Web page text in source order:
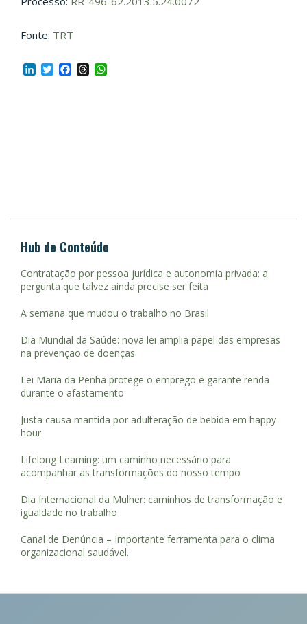
Fonte: TRT
LinkedIn
TwitterFacebook
Threads
Hub de Conteúdo
Contratação por pessoa jurídica e autonomia privada: a
pergunta que talvez ainda precise ser feita
A semana que mudou o trabalho no Brasil
Dia Mundial da Saúde: nova lei amplia papel das empresas
na prevenção de doenças
Lei Maria da Penha protege o emprego e garante renda
durante o afastamento
Justa causa mantida por adulteração de bebida em happy
hour
Lifelong Learning: um caminho necessário para
acompanhar as transformações do nosso tempo
Dia Internacional da Mulher: caminhos de transformação e
igualdade no trabalho
Canal de Denúncia – Importante ferramenta para o clima
organizacional saudável.